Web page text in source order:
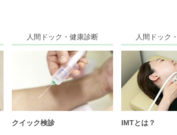
人間ドック・健康診断
クイック検診
人間ドック
IMTとは？